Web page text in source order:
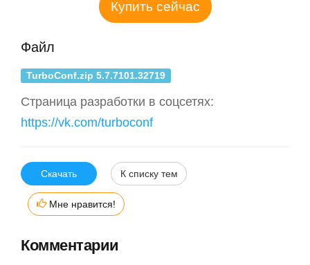
Купить сейчас
Файл
TurboConf.zip 5.7.7101.32719
Страница разработки в соцсетях:
https://vk.com/turboconf
Скачать К списку тем
Мне нравится!
Комментарии